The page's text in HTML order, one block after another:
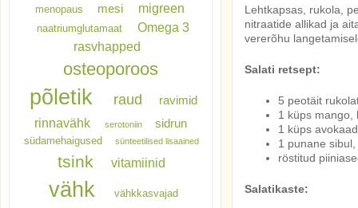
Lehtkapsas, rukola,
nitraatide allikad ja
vererõhu
Salati retsept:
5 peotäit
1 küps mango,
1 küps
1 punane
röstitud
Salatikaste:
menopaus mesi migreen
naatriumglutamaat
Omega 3
rasvhapped
osteoporoos
põletik raud ravimid
rinnavähk serotoniin sidrun
südamehaigused sünteetilised lisaained
tsink vitamiinid
vähk vähkkasvajad